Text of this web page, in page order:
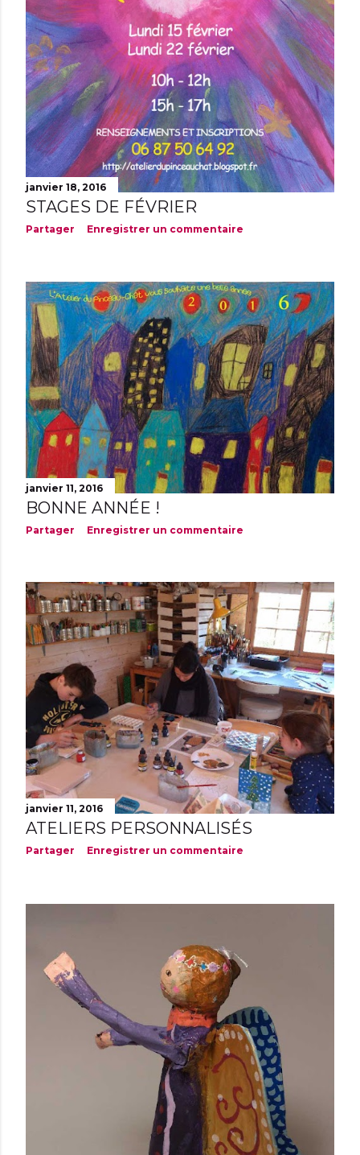
janvier 18, 2016
STAGES DE FÉVRIER
Partager Enregistrer un commentaire
janvier 11, 2016
BONNE ANNÉE !
Partager Enregistrer un commentaire
janvier 11, 2016
ATELIERS PERSONNALISÉS
Partager Enregistrer un commentaire